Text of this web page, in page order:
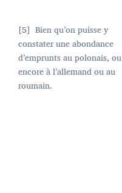
5
Bien qu’on puisse y
constater une abondance
d’emprunts au polonais, ou
encore à l’allemand ou au
roumain.